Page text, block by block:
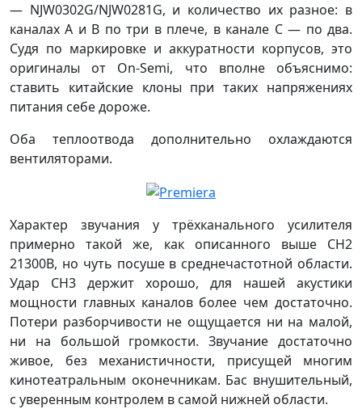
— NJW0302G/NJW0281G, и количество их разное: в
каналах А и В по три в плече, в канале С — по два.
Судя по маркировке и аккуратности корпусов, это
оригиналы от On-Semi, что вполне объяснимо:
ставить китайские клоны при таких напряжениях
питания себе дороже.
Оба теплоотвода дополнительно охлаждаются
вентиляторами.
Характер звучания у трёхканального усилителя
примерно такой же, как описанного выше CH2
21300B, но чуть посуше в среднечастотной области.
Удар CH3 держит хорошо, для нашей акустики
мощности главных каналов более чем достаточно.
Потери разборчивости не ощущается ни на малой,
ни на большой громкости. Звучание достаточно
живое, без механистичности, присущей многим
кинотеатральным оконечникам. Бас внушительный,
с уверенным контролем в самой нижней области.